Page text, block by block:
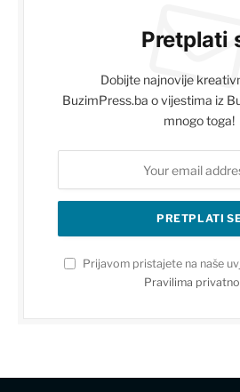
Pretplati
Dobijte najnovije
BuzimPress.ba o vijestima iz
mnogo toga!
Prijavom pristajete na naše
Pravilima